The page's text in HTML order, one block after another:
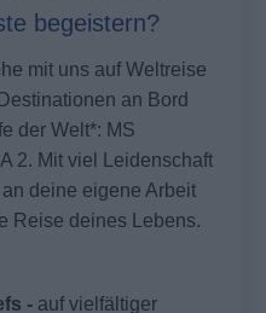
begeistern?
mit uns auf Weltreise
an Bord
der Welt*: MS
2. Mit viel Leidenschaft
deine eigene Arbeit
Reise deines Lebens.
- auf vielfältiger